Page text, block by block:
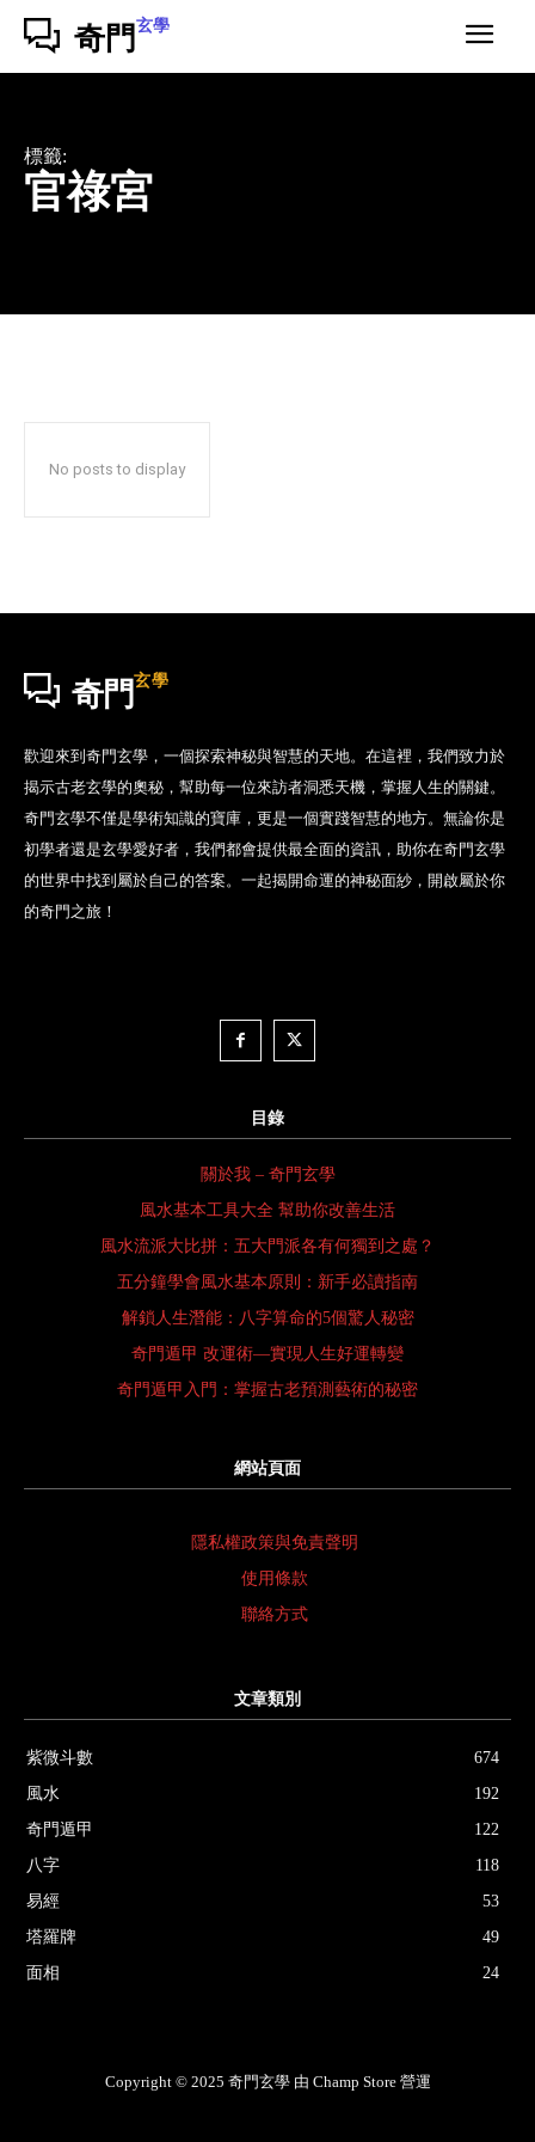
奇門 玄學
標籤:
官祿宮
No posts to display
奇門 玄學
歡迎來到奇門玄學，一個探索神秘與智慧的天地。在這裡，我們致力於
揭示古老玄學的奧秘，幫助每一位來訪者洞悉天機，掌握人生的關鍵。
奇門玄學不僅是學術知識的寶庫，更是一個實踐智慧的地方。無論你是
初學者還是玄學愛好者，我們都會提供最全面的資訊，助你在奇門玄學
的世界中找到屬於自己的答案。一起揭開命運的神秘面紗，開啟屬於你
的奇門之旅！
目錄
關於我 – 奇門玄學
風水基本工具大全 幫助你改善生活
風水流派大比拼：五大門派各有何獨到之處？
五分鐘學會風水基本原則：新手必讀指南
解鎖人生潛能：八字算命的5個驚人秘密
奇門遁甲 改運術—實現人生好運轉變
奇門遁甲入門：掌握古老預測藝術的秘密
網站頁面
隱私權政策與免責聲明
使用條款
聯絡方式
文章類別
紫微斗數
674
風水
192
奇門遁甲
122
八字
118
易經
53
塔羅牌
49
面相
24
Copyright © 2025 奇門玄學 由 Champ Store 營運